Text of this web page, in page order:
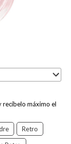
recíbelo máximo el
Retro